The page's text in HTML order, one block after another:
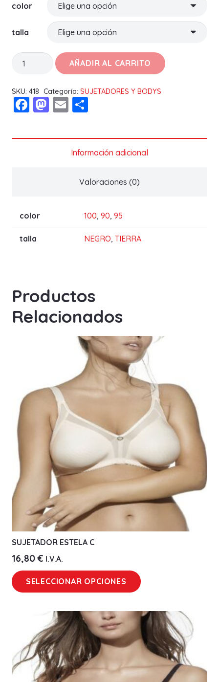
color
talla
SUJETADOR
C
cantidad
AÑADIR AL CARRITO
SKU: 418 Categoría: SUJETADORES Y BODYS
Facebook
Mastodon
Email
Información adicional
Valoraciones (0)
color 100, 90, 95
talla NEGRO, TIERRA
Productos
Relacionados
SUJETADOR ESTELA C
16,80€ I.V.A.
SELECCIONAR OPCIONES
múltiples
variantes.
Las
opciones
se